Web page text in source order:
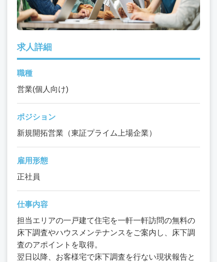
求人詳細
職種
営業(個人向け)
ポジション
新規開拓営業（東証プライム上場企業）
雇用形態
正社員
仕事内容
担当エリアの一戸建て住宅を一軒一軒訪問の無料の
床下調査やハウスメンテナンスをご案内し、床下調
査のアポイントを取得。
翌日以降、お客様宅で床下調査を行ない現状報告と